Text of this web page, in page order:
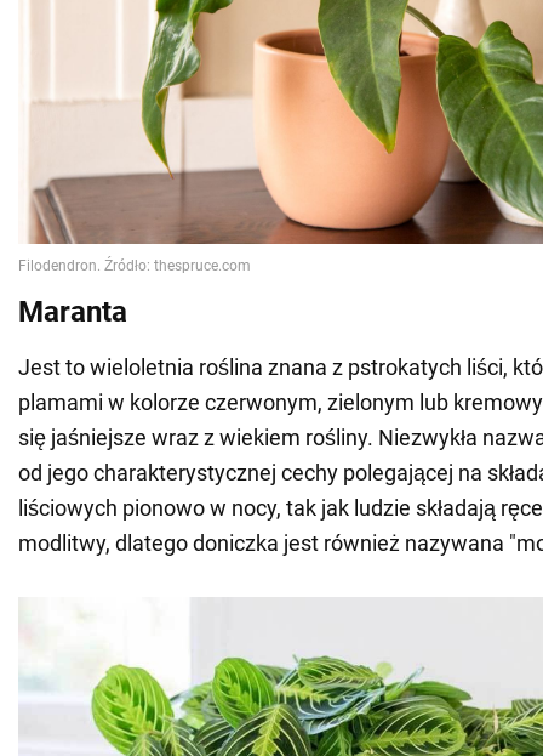
Maranta
Jest to wieloletnia roślina znana z pstrokatych liści,
plamami w kolorze czerwonym, zielonym lub
się jaśniejsze wraz z wiekiem rośliny. Niezwykła
od jego charakterystycznej cechy polegającej na
liściowych pionowo w nocy, tak jak ludzie składają
modlitwy, dlatego doniczka jest również nazywana